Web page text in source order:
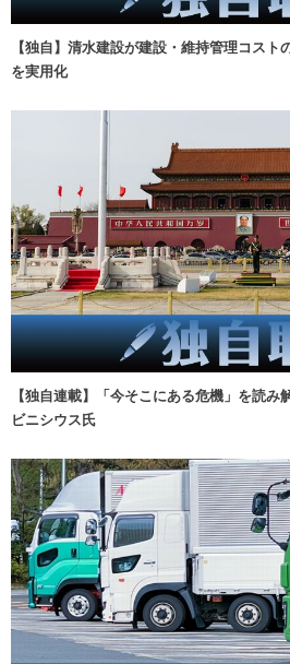
【独自】清水建設が建設・維持管理コス
を実用化
【独自連載】「今そこにある危機」を読
ビニシウス氏